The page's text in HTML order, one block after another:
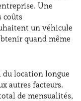
Une
coûts
un véhicule
quand même
location longue
autres facteurs.
de mensualités,